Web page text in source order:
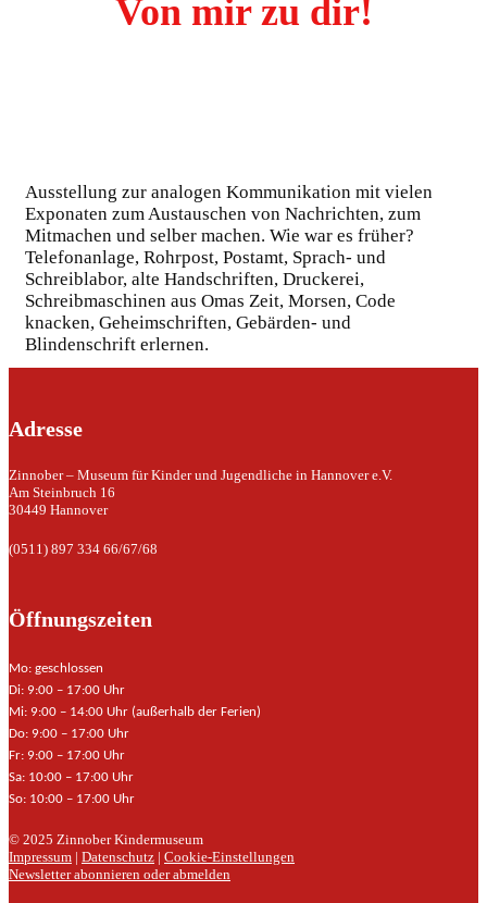
Von mir zu dir!
Ausstellung zur analogen Kommunikation mit vielen
Exponaten zum Austauschen von Nachrichten, zum
Mitmachen und selber machen. Wie war es früher?
Telefonanlage, Rohrpost, Postamt, Sprach- und
Schreiblabor, alte Handschriften, Druckerei,
Schreibmaschinen aus Omas Zeit, Morsen, Code
knacken, Geheimschriften, Gebärden- und
Blindenschrift erlernen.
Adresse
Zinnober – Museum für Kinder und Jugendliche in Hannover e.V.
Am Steinbruch 16
30449 Hannover
(0511) 897 334 66/67/68
Öffnungszeiten
Mo: geschlossen
Di: 9:00 – 17:00 Uhr
Mi: 9:00 – 14:00 Uhr (außerhalb der Ferien)
Do: 9:00 – 17:00 Uhr
Fr: 9:00 – 17:00 Uhr
Sa: 10:00 – 17:00 Uhr
So: 10:00 – 17:00 Uhr
© 2025 Zinnober Kindermuseum
Impressum | Datenschutz | Cookie-Einstellungen
Newsletter abonnieren oder abmelden